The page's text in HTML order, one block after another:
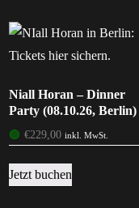
Niall Horan – Dinner
Party (08.10.26, Berlin)
🟢 €229,00 inkl. MwSt.
Jetzt buchen